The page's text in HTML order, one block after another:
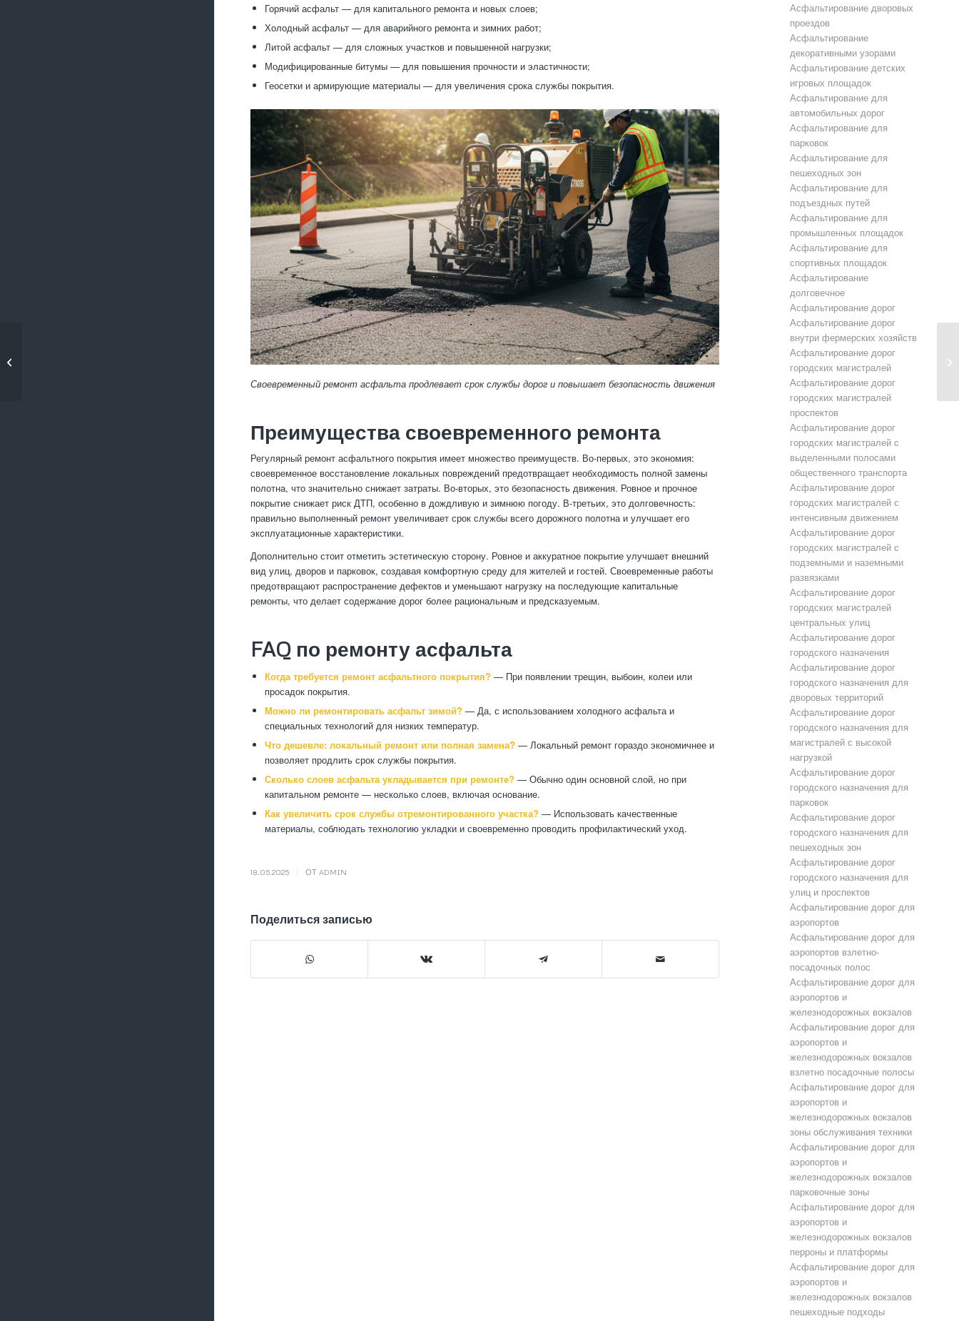
Горячий асфальт — для капитального ремонта и новых слоев;
Холодный асфальт — для аварийного ремонта и зимних работ;
Литой асфальт — для сложных участков и повышенной нагрузки;
Модифицированные битумы — для повышения прочности и эластичности;
Геосетки и армирующие материалы — для увеличения срока службы покрытия.
Своевременный ремонт асфальта продлевает срок службы дорог и повышает безопасность движения
Преимущества своевременного ремонта
Регулярный ремонт асфальтного покрытия имеет множество преимуществ. Во-первых, это экономия:
своевременное восстановление локальных повреждений предотвращает необходимость полной замены
полотна, что значительно снижает затраты. Во-вторых, это безопасность движения. Ровное и прочное
покрытие снижает риск ДТП, особенно в дождливую и зимнюю погоду. В-третьих, это долговечность:
правильно выполненный ремонт увеличивает срок службы всего дорожного полотна и улучшает его
эксплуатационные характеристики.
Дополнительно стоит отметить эстетическую сторону. Ровное и аккуратное покрытие улучшает внешний
вид улиц, дворов и парковок, создавая комфортную среду для жителей и гостей. Своевременные работы
предотвращают распространение дефектов и уменьшают нагрузку на последующие капитальные
ремонты, что делает содержание дорог более рациональным и предсказуемым.
FAQ по ремонту асфальта
Когда требуется ремонт асфальтного покрытия? — При появлении трещин, выбоин, колеи или
просадок покрытия.
Можно ли ремонтировать асфальт зимой? — Да, с использованием холодного асфальта и
специальных технологий для низких температур.
Что дешевле: локальный ремонт или полная замена? — Локальный ремонт гораздо экономичнее и
позволяет продлить срок службы покрытия.
Сколько слоев асфальта укладывается при ремонте? — Обычно один основной слой, но при
капитальном ремонте — несколько слоев, включая основание.
Как увеличить срок службы отремонтированного участка? — Использовать качественные
материалы, соблюдать технологию укладки и своевременно проводить профилактический уход.
18.05.2025 ОТ ADMIN
Поделиться записью
Асфальтирование дворовых
проездов
Асфальтирование
декоративными узорами
Асфальтирование детских
игровых площадок
Асфальтирование для
автомобильных дорог
Асфальтирование для
парковок
Асфальтирование для
пешеходных зон
Асфальтирование для
подъездных путей
Асфальтирование для
промышленных площадок
Асфальтирование для
спортивных площадок
Асфальтирование
долговечное
Асфальтирование дорог
Асфальтирование дорог
внутри фермерских хозяйств
Асфальтирование дорог
городских магистралей
Асфальтирование дорог
городских магистралей
проспектов
Асфальтирование дорог
городских магистралей с
выделенными полосами
общественного транспорта
Асфальтирование дорог
городских магистралей с
интенсивным движением
Асфальтирование дорог
городских магистралей с
подземными и наземными
развязками
Асфальтирование дорог
городских магистралей
центральных улиц
Асфальтирование дорог
городского назначения
Асфальтирование дорог
городского назначения для
дворовых территорий
Асфальтирование дорог
городского назначения для
магистралей с высокой
нагрузкой
Асфальтирование дорог
городского назначения для
парковок
Асфальтирование дорог
городского назначения для
пешеходных зон
Асфальтирование дорог
городского назначения для
улиц и проспектов
Асфальтирование дорог для
аэропортов
Асфальтирование дорог для
аэропортов взлетно-
посадочных полос
Асфальтирование дорог для
аэропортов и
железнодорожных вокзалов
Асфальтирование дорог для
аэропортов и
железнодорожных вокзалов
взлетно посадочные полосы
Асфальтирование дорог для
аэропортов и
железнодорожных вокзалов
зоны обслуживания техники
Асфальтирование дорог для
аэропортов и
железнодорожных вокзалов
парковочные зоны
Асфальтирование дорог для
аэропортов и
железнодорожных вокзалов
перроны и платформы
Асфальтирование дорог для
аэропортов и
железнодорожных вокзалов
пешеходные подходы